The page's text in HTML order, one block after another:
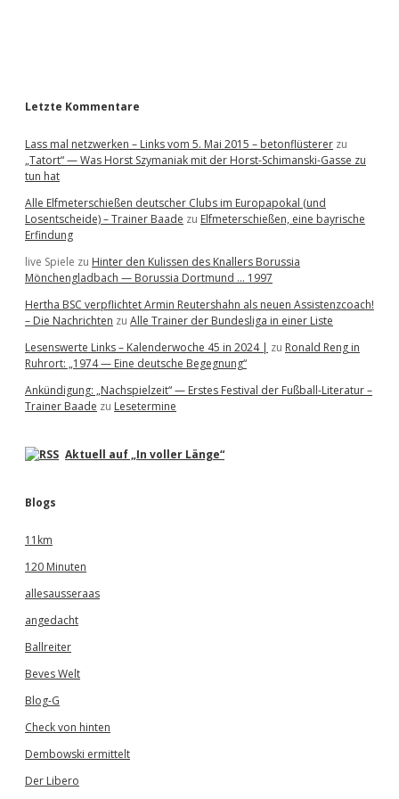
Letzte Kommentare
Lass mal netzwerken – Links vom 5. Mai 2015 – betonflüsterer zu
„Tatort“ — Was Horst Szymaniak mit der Horst-Schimanski-Gasse zu
tun hat
Alle Elfmeterschießen deutscher Clubs im Europapokal (und
Losentscheide) – Trainer Baade zu Elfmeterschießen, eine bayrische
Erfindung
live Spiele zu Hinter den Kulissen des Knallers Borussia
Mönchengladbach — Borussia Dortmund … 1997
Hertha BSC verpflichtet Armin Reutershahn als neuen Assistenzcoach!
– Die Nachrichten zu Alle Trainer der Bundesliga in einer Liste
Lesenswerte Links – Kalenderwoche 45 in 2024 | zu Ronald Reng in
Ruhrort: „1974 — Eine deutsche Begegnung“
Ankündigung: „Nachspielzeit“ — Erstes Festival der Fußball-Literatur –
Trainer Baade zu Lesetermine
Aktuell auf „In voller Länge“
Blogs
11km
120 Minuten
allesausseraas
angedacht
Ballreiter
Beves Welt
Blog-G
Check von hinten
Dembowski ermittelt
Der Libero